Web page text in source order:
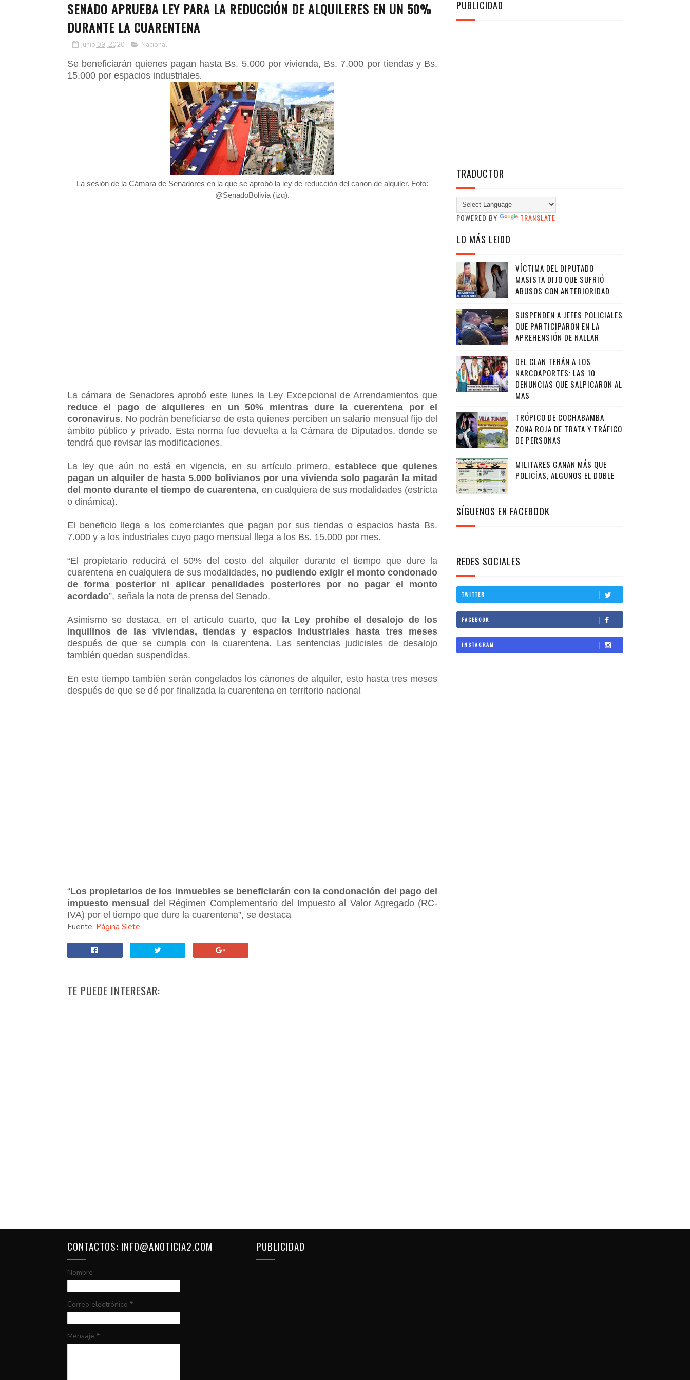
SENADO APRUEBA LEY PARA LA REDUCCIÓN DE ALQUILERES EN UN 50%
DURANTE LA CUARENTENA
junio 09, 2020 Nacional
Se beneficiarán quienes pagan hasta Bs. 5.000 por vivienda, Bs. 7.000 por tiendas y Bs.
15.000 por espacios industriales.
La sesión de la Cámara de Senadores en la que se aprobó la ley de reducción del canon de alquiler. Foto:
@SenadoBolivia (izq).
La cámara de Senadores aprobó este lunes la Ley Excepcional de Arrendamientos que
reduce el pago de alquileres en un 50% mientras dure la cuerentena por el
coronavirus. No podrán beneficiarse de esta quienes perciben un salario mensual fijo del
ámbito público y privado. Esta norma fue devuelta a la Cámara de Diputados, donde se
tendrá que revisar las modificaciones.
La ley que aún no está en vigencia, en su artículo primero, establece que quienes
pagan un alquiler de hasta 5.000 bolivianos por una vivienda solo pagarán la mitad
del monto durante el tiempo de cuarentena, en cualquiera de sus modalidades (estricta
o dinámica).
El beneficio llega a los comerciantes que pagan por sus tiendas o espacios hasta Bs.
7.000 y a los industriales cuyo pago mensual llega a los Bs. 15.000 por mes.
“El propietario reducirá el 50% del costo del alquiler durante el tiempo que dure la
cuarentena en cualquiera de sus modalidades, no pudiendo exigir el monto condonado
de forma posterior ni aplicar penalidades posteriores por no pagar el monto
acordado”, señala la nota de prensa del Senado.
Asimismo se destaca, en el artículo cuarto, que
la Ley prohíbe el desalojo de los
inquilinos de las viviendas, tiendas y espacios industriales hasta tres meses
después de que se cumpla con la cuarentena. Las sentencias judiciales de desalojo
también quedan suspendidas.
En este tiempo también serán congelados los cánones de alquiler, esto hasta tres meses
después de que se dé por finalizada la cuarentena en territorio nacional .
“Los propietarios de los inmuebles se beneficiarán con la condonación del pago del
impuesto mensual del Régimen Complementario del Impuesto al Valor Agregado (RC-
IVA) por el tiempo que dure la cuarentena”, se destaca.
Fuente: Página Siete
TE PUEDE INTERESAR:
PUBLICIDAD
TRADUCTOR
POWERED BY TRANSLATE
LO MÁS LEIDO
VÍCTIMA DEL DIPUTADO
MASISTA DIJO QUE SUFRIÓ
ABUSOS CON ANTERIORIDAD
SUSPENDEN A JEFES POLICIALES
QUE PARTICIPARON EN LA
APREHENSIÓN DE NALLAR
DEL CLAN TERÁN A LOS
NARCOAPORTES: LAS 10
DENUNCIAS QUE SALPICARON AL
MAS
TRÓPICO DE COCHABAMBA
ZONA ROJA DE TRATA Y TRÁFICO
DE PERSONAS
MILITARES GANAN MÁS QUE
POLICÍAS, ALGUNOS EL DOBLE
SÍGUENOS EN FACEBOOK
REDES SOCIALES
TWITTER
FACEBOOK
INSTAGRAM
CONTACTOS: INFO@ANOTICIA2.COM
Nombre
Correo electrónico *
Mensaje *
PUBLICIDAD